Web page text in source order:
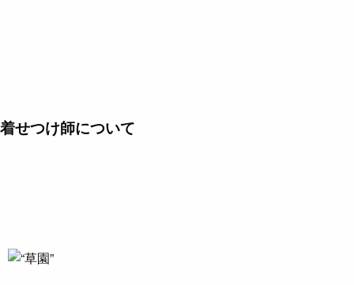
着せつけ師について